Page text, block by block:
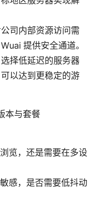
司内部资源访问需
提供安全通道。
择低延迟的服务器
以达到更稳定的游
本与套餐
览，还是需要在多设
感，是否需要低抖动